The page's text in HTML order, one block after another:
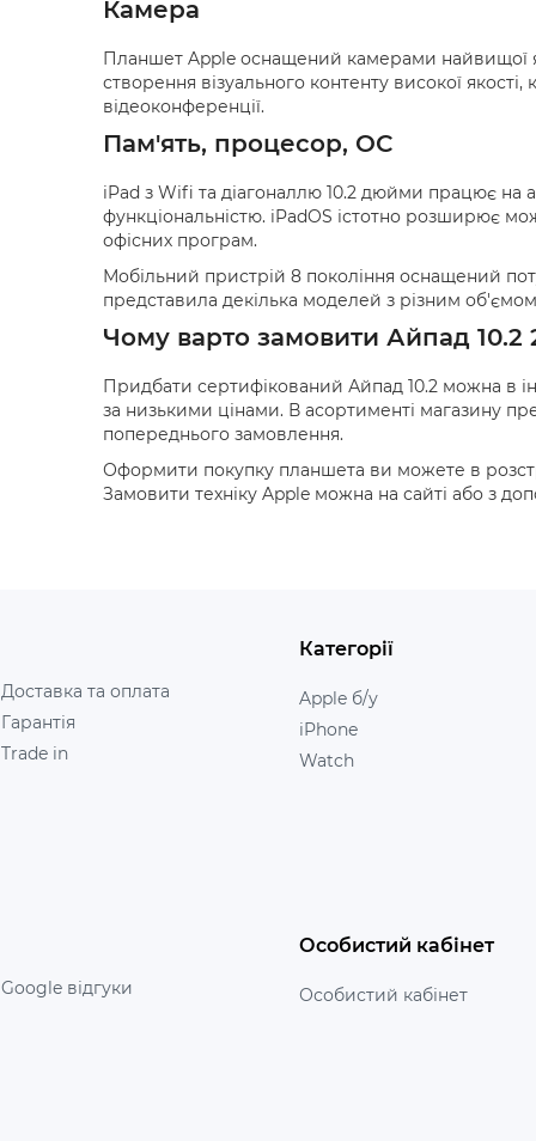
Камера
Планшет Apple оснащений камерами найвищої
створення візуального контенту високої
відеоконференції.
Пам'ять, процесор, ОС
iPad з Wifi та діагоналлю 10.2 дюйми працює на
функціональністю. iPadOS істотно розширює
офісних програм.
Мобільний пристрій 8 покоління оснащений
представила декілька моделей з різним об'ємом
Чому варто замовити Айпад 10.2
Придбати сертифікований Айпад 10.2 можна в
за низькими цінами. В асортименті магазину
попереднього замовлення.
Оформити покупку планшета ви можете в
Замовити техніку Apple можна на сайті або з
Доставка та оплата
Гарантія
Trade in
Категорії
Apple б/у
iPhone
Watch
Google відгуки
Особистий кабінет
Особистий кабінет